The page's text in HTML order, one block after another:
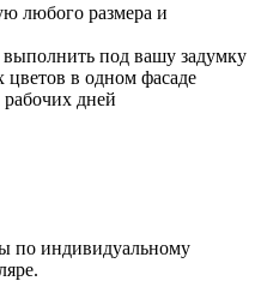
любого размера и
под вашу задумку
цветов в одном фасаде
рабочих дней
по индивидуальному